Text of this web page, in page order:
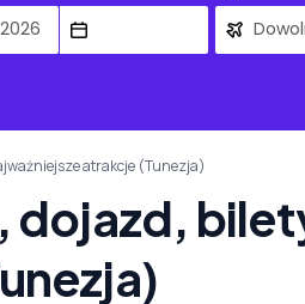
atrakcje (Tunezja)
dojazd,